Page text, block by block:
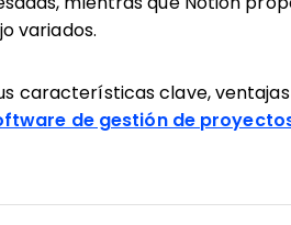
variados.
características clave, ventajas
de gestión de